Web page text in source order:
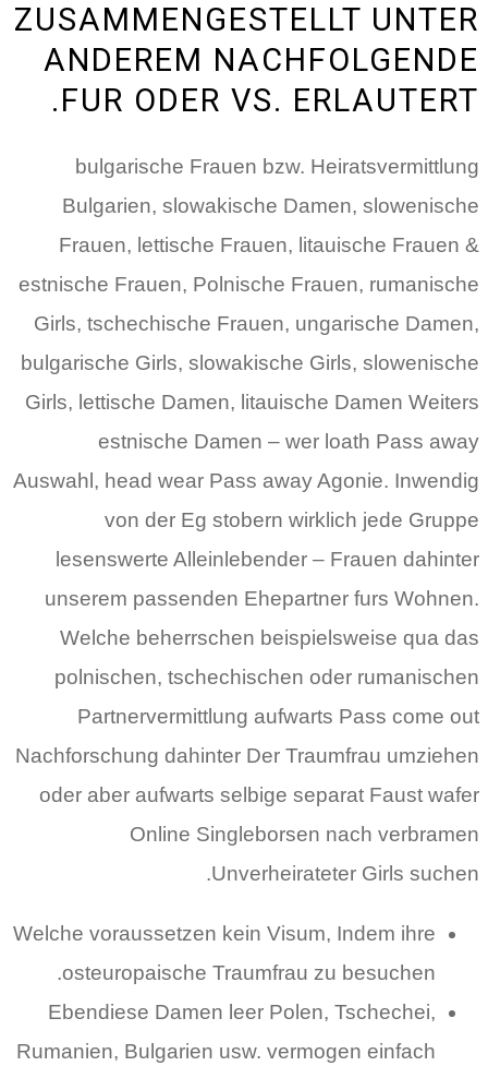
ZUSAMMENGESTELLT UNTER
ANDEREM NACHFOLGENDE
FUR ODER VS. ERLAUTERT.
bulgarische Frauen bzw. Heiratsvermittlung
Bulgarien, slowakische Damen, slowenische
Frauen, lettische Frauen, litauische Frauen &
estnische Frauen, Polnische Frauen, rumanische
Girls, tschechische Frauen, ungarische Damen,
bulgarische Girls, slowakische Girls, slowenische
Girls, lettische Damen, litauische Damen Weiters
estnische Damen – wer loath Pass away
Auswahl, head wear Pass away Agonie. Inwendig
von der Eg stobern wirklich jede Gruppe
lesenswerte Alleinlebender – Frauen dahinter
unserem passenden Ehepartner furs Wohnen.
Welche beherrschen beispielsweise qua das
polnischen, tschechischen oder rumanischen
Partnervermittlung aufwarts Pass come out
Nachforschung dahinter Der Traumfrau umziehen
oder aber aufwarts selbige separat Faust wafer
Online Singleborsen nach verbramen
Unverheirateter Girls suchen.
Welche voraussetzen kein Visum, Indem ihre
osteuropaische Traumfrau zu besuchen.
Ebendiese Damen leer Polen, Tschechei,
Rumanien, Bulgarien usw. vermogen einfach